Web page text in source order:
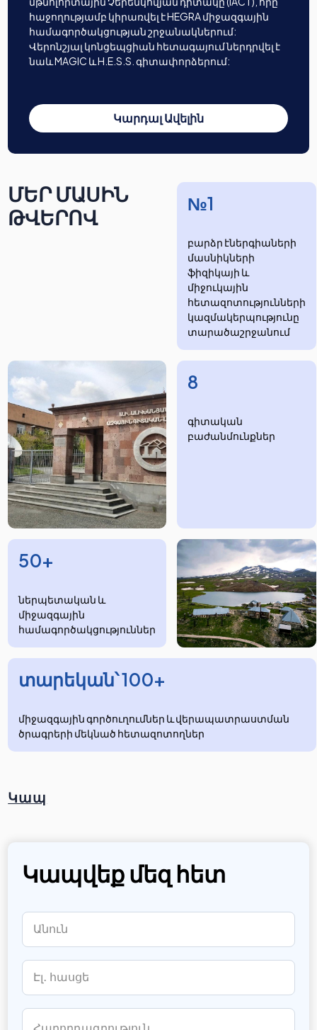
հաջողությամբ կիրառվել է HEGRA միջազգային
համագործակցության շրջանակներում:
Վերոնշյալ կոնցեպցիան հետագայում ներդրվել է
նաև MAGIC և H.E.S.S. գիտափորձերում:
Կարդալ Ավելին
ՄԵՐ ՄԱՍԻՆ
ԹՎԵՐՈՎ
№1
բարձր էներգիաների
մասնիկների
ֆիզիկայի և
միջուկային
հետազոտությունների
​​​​կազմակերպությունը
տարածաշրջանում
8
​​​գիտական
բաժանմունքներ
50+
ներպետական և
միջազգային
համագործակցություններ
տարեկան՝ 100+
միջազգային գործուղումներ և վերապատրաստման
ծրագրերի մեկնած հետազոտողներ
Կապ
Կապվեք մեզ հետ